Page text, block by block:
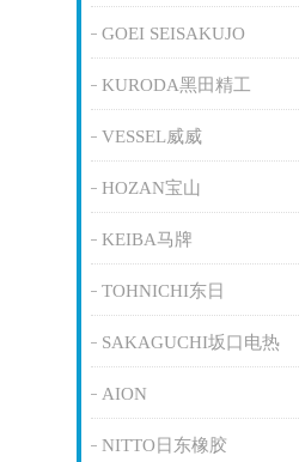
GOEI SEISAKUJO
KURODA黑田精工
VESSEL威威
HOZAN宝山
KEIBA马牌
TOHNICHI东日
SAKAGUCHI坂口电热
AION
NITTO日东橡胶